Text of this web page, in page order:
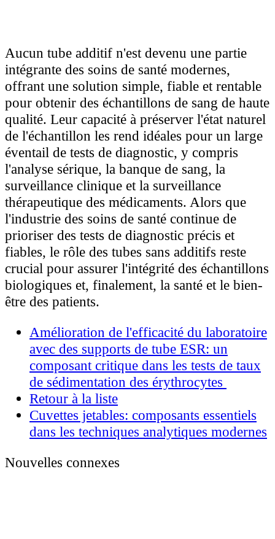
Aucun tube additif n'est devenu une partie
intégrante des soins de santé modernes,
offrant une solution simple, fiable et rentable
pour obtenir des échantillons de sang de haute
qualité. Leur capacité à préserver l'état naturel
de l'échantillon les rend idéales pour un large
éventail de tests de diagnostic, y compris
l'analyse sérique, la banque de sang, la
surveillance clinique et la surveillance
thérapeutique des médicaments. Alors que
l'industrie des soins de santé continue de
prioriser des tests de diagnostic précis et
fiables, le rôle des tubes sans additifs reste
crucial pour assurer l'intégrité des échantillons
biologiques et, finalement, la santé et le bien-
être des patients.
Amélioration de l'efficacité du laboratoire
avec des supports de tube ESR: un
composant critique dans les tests de taux
de sédimentation des érythrocytes
Retour à la liste
Cuvettes jetables: composants essentiels
dans les techniques analytiques modernes
Nouvelles connexes